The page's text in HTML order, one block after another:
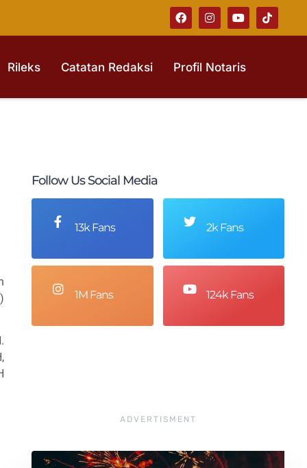
Rileks Catatan Redaksi Profil Notaris
Follow Us Social Media
13k Fans 2k Fans
1M Fans 124k Fans
ADVERTISMENT